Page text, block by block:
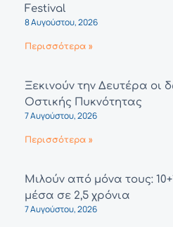
Festival
8 Αυγούστου, 2026
Περισσότερα »
Ξεκινούν την Δευτέρα οι
Οστικής Πυκνότητας
7 Αυγούστου, 2026
Περισσότερα »
Μιλούν από μόνα τους:
μέσα σε 2,5 χρόνια
7 Αυγούστου, 2026